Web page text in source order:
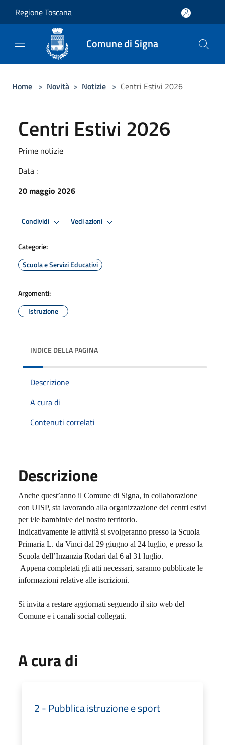
Regione Toscana
Comune di Signa
Home > Novità > Notizie > Centri Estivi 2026
Centri Estivi 2026
Prime notizie
Data :
20 maggio 2026
Condividi Vedi azioni
Categorie:
Scuola e Servizi Educativi
Argomenti:
Istruzione
INDICE DELLA PAGINA
Descrizione
A cura di
Contenuti correlati
Descrizione
Anche quest’anno il Comune di Signa, in collaborazione
con UISP, sta lavorando alla organizzazione dei centri estivi
per i/le bambini/e del nostro territorio.
Indicativamente le attività si svolgeranno presso la Scuola
Primaria L. da Vinci dal 29 giugno al 24 luglio, e presso la
Scuola dell’Inzanzia Rodari dal 6 al 31 luglio.
Appena completati gli atti necessari, saranno pubblicate le
informazioni relative alle iscrizioni.
Si invita a restare aggiornati seguendo il sito web del
Comune e i canali social collegati.
A cura di
2 - Pubblica istruzione e sport